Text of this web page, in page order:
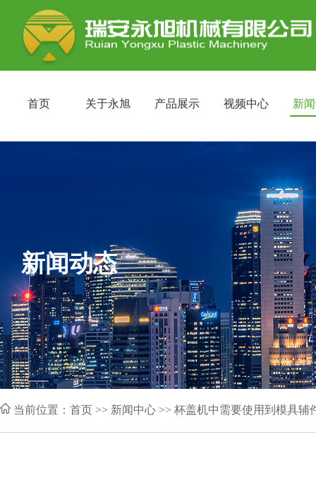
首页 关于永旭 产品展示 视频中心 新
新闻动态
当前位置： 首页 >> 新闻中心 >> 杯盖机中需要使用到模具辅